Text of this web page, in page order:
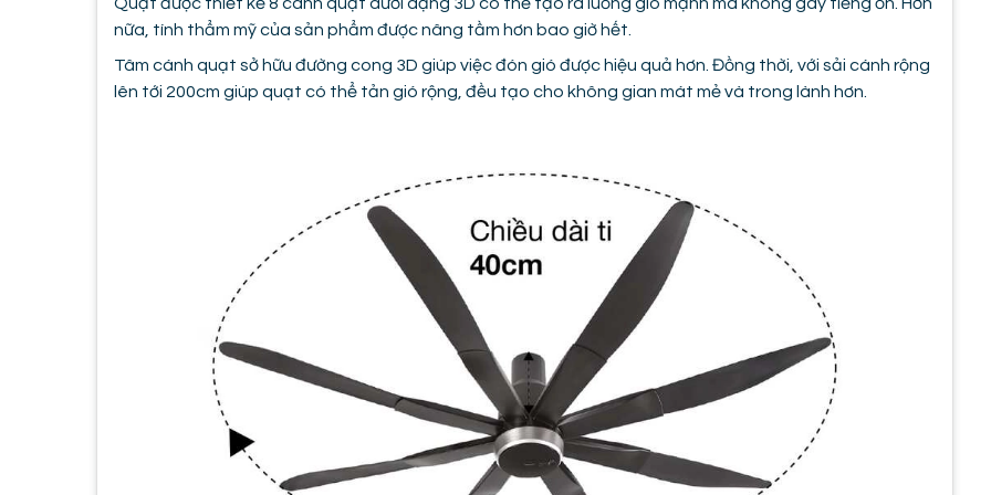
nữa, tính thẩm mỹ của sản phẩm được nâng tầm hơn bao giờ hết.
Tâm cánh quạt sở hữu đường cong 3D giúp việc đón gió được hiệu quả hơn. Đồng thời, với sải cánh rộng
lên tới 200cm giúp quạt có thể tản gió rộng, đều tạo cho không gian mát mẻ và trong lành hơn.